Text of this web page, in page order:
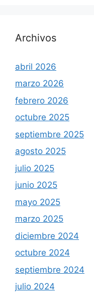
Archivos
abril 2026
marzo 2026
febrero 2026
octubre 2025
septiembre 2025
agosto 2025
julio 2025
junio 2025
mayo 2025
marzo 2025
diciembre 2024
octubre 2024
septiembre 2024
julio 2024